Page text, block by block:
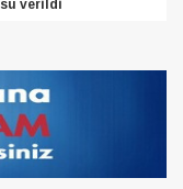
su verildi
kalemleriniz esir